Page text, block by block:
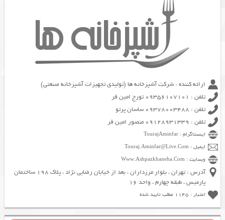
ارائه کننده : شرکت آشپزخانه ها (تولیدی تجهیزات آشپزخانه صنعتی)
تلفن : 09356107101 تورج امین فر
تلفن : 09378003488 ساسان پرتو
تلفن : 09128931339 منصور امین فر
اینستاگرام : TourajAminfar
ایمیل : Touraj.Aminfar@Live.Com
وبسایت : Www.Ashpazkhaneha.Com
آدرس : تهران ، بلوار مرزداران ، بعد از خیابان رضایی نژاد ، پلاک 198 ساختمان
پارمیس ، طبقه چهارم ، واحد 16
اعتبار : 1145 مطلب تایید شده